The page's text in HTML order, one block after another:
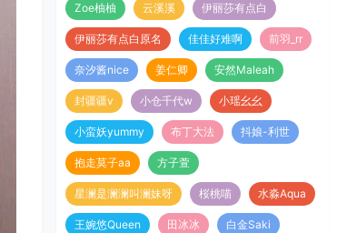
Zoe柚柚 云溪溪 伊丽莎有点白
伊丽莎有点白原名 佳佳好难啊 前羽_rr
奈汐酱nice 姜仁卿 安然Maleah
封疆疆v 小仓千代w 小瑶幺幺
小蛮妖yummy 布丁大法 抖娘-利世
抱走莫子aa 方子萱
星澜是澜澜叫澜妹呀 桜桃喵 水淼Aqua
王婉悠Queen 田冰冰 白金Saki